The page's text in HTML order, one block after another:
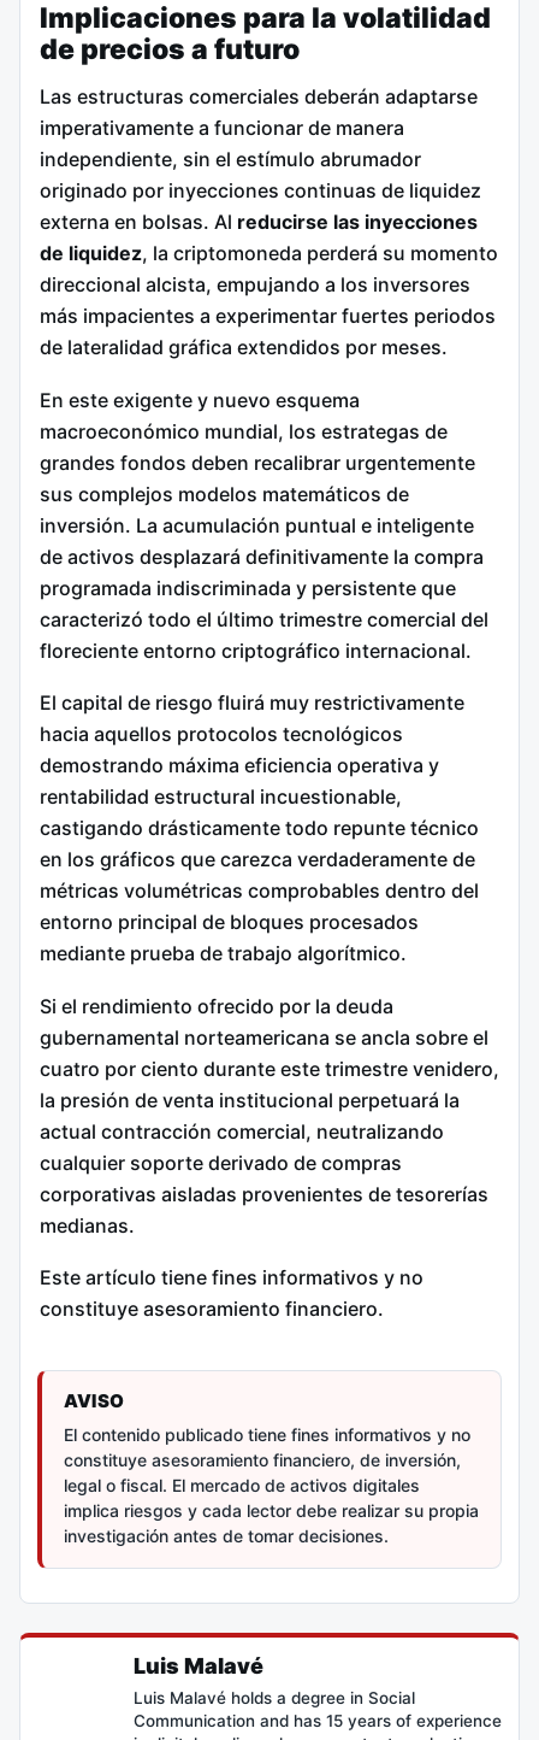
Implicaciones para la volatilidad
de precios a futuro
Las estructuras comerciales deberán adaptarse
imperativamente a funcionar de manera
independiente, sin el estímulo abrumador
originado por inyecciones continuas de liquidez
externa en bolsas. Al reducirse las inyecciones
de liquidez, la criptomoneda perderá su momento
direccional alcista, empujando a los inversores
más impacientes a experimentar fuertes periodos
de lateralidad gráfica extendidos por meses.
En este exigente y nuevo esquema
macroeconómico mundial, los estrategas de
grandes fondos deben recalibrar urgentemente
sus complejos modelos matemáticos de
inversión. La acumulación puntual e inteligente
de activos desplazará definitivamente la compra
programada indiscriminada y persistente que
caracterizó todo el último trimestre comercial del
floreciente entorno criptográfico internacional.
El capital de riesgo fluirá muy restrictivamente
hacia aquellos protocolos tecnológicos
demostrando máxima eficiencia operativa y
rentabilidad estructural incuestionable,
castigando drásticamente todo repunte técnico
en los gráficos que carezca verdaderamente de
métricas volumétricas comprobables dentro del
entorno principal de bloques procesados
mediante prueba de trabajo algorítmico.
Si el rendimiento ofrecido por la deuda
gubernamental norteamericana se ancla sobre el
cuatro por ciento durante este trimestre venidero,
la presión de venta institucional perpetuará la
actual contracción comercial, neutralizando
cualquier soporte derivado de compras
corporativas aisladas provenientes de tesorerías
medianas.
Este artículo tiene fines informativos y no
constituye asesoramiento financiero.
AVISO
El contenido publicado tiene fines informativos y no
constituye asesoramiento financiero, de inversión,
legal o fiscal. El mercado de activos digitales
implica riesgos y cada lector debe realizar su propia
investigación antes de tomar decisiones.
Luis Malavé
Luis Malavé holds a degree in Social
Communication and has 15 years of experience